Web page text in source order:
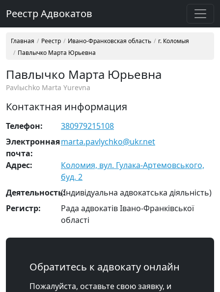
Реестр Адвокатов
Главная Реестр Ивано-Франковская область
г. Коломыя
Павлычко Марта Юрьевна
Павлычко Марта Юрьевна
Pavlыchko Marta Yurevna
Контактная информация
Телефон:
380979215108
Электронная
почта:
marta.pavlychko@ukr.net
Адрес:
Коломия, вул. Гулака-Артемовського,
буд. 2
Деятельность:(Індивідуальна адвокатська діяльність)
Регистр:
Рада адвокатів Івано-Франківської
області
Обратитесь к адвокату онлайн
Пожалуйста, оставьте свою заявку, и